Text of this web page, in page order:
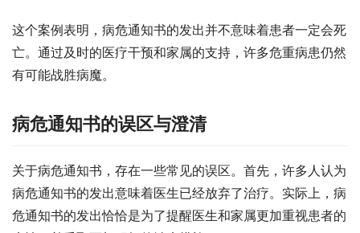
这个案例表明，病危通知书的发出并不意味着患者一定会死
亡。通过及时的医疗干预和家属的支持，许多危重病患仍然
有可能战胜病魔。
病危通知书的误区与澄清
关于病危通知书，存在一些常见的误区。首先，许多人认为
病危通知书的发出意味着医生已经放弃了治疗。实际上，病
危通知书的发出恰恰是为了提醒医生和家属更加重视患者的